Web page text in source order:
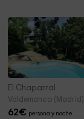
El Chaparral
Valdemanco (Madrid)
62€ persona y noche